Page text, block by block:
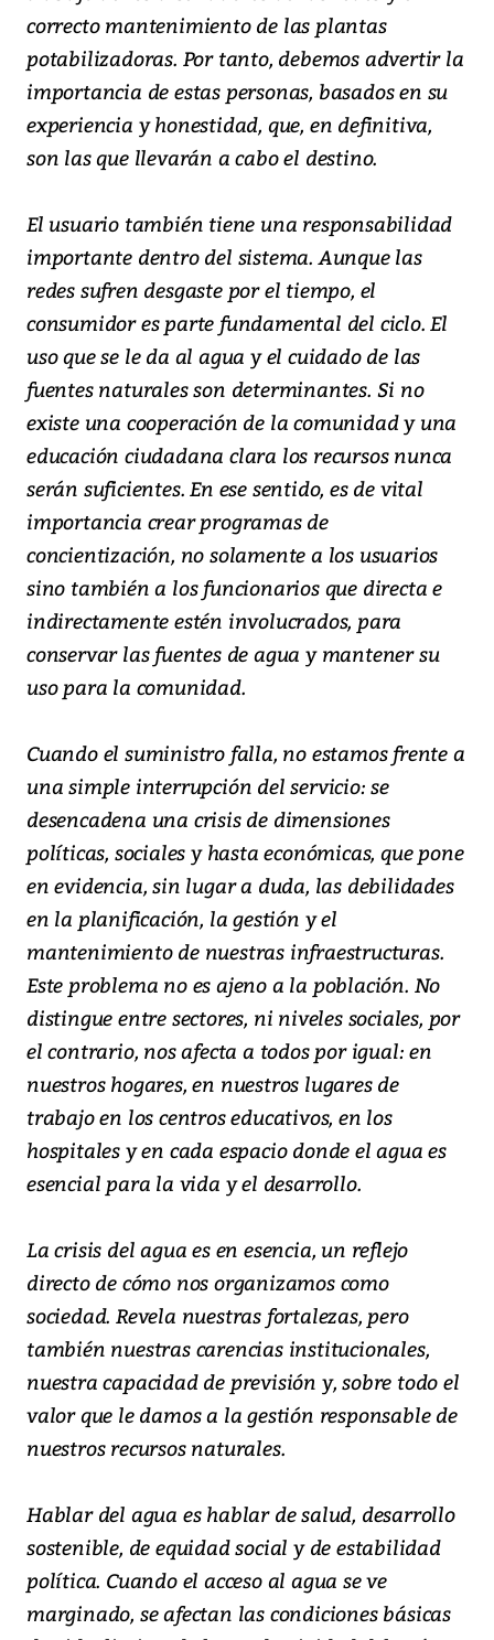
correcto mantenimiento de las plantas
potabilizadoras. Por tanto, debemos advertir la
importancia de estas personas, basados en su
experiencia y honestidad, que, en definitiva,
son las que llevarán a cabo el destino.
El usuario también tiene una responsabilidad
importante dentro del sistema. Aunque las
redes sufren desgaste por el tiempo, el
consumidor es parte fundamental del ciclo. El
uso que se le da al agua y el cuidado de las
fuentes naturales son determinantes. Si no
existe una cooperación de la comunidad y una
educación ciudadana clara los recursos nunca
serán suficientes. En ese sentido, es de vital
importancia crear programas de
concientización, no solamente a los usuarios
sino también a los funcionarios que directa e
indirectamente estén involucrados, para
conservar las fuentes de agua y mantener su
uso para la comunidad.
Cuando el suministro falla, no estamos frente a
una simple interrupción del servicio: se
desencadena una crisis de dimensiones
políticas, sociales y hasta económicas, que pone
en evidencia, sin lugar a duda, las debilidades
en la planificación, la gestión y el
mantenimiento de nuestras infraestructuras.
Este problema no es ajeno a la población. No
distingue entre sectores, ni niveles sociales, por
el contrario, nos afecta a todos por igual: en
nuestros hogares, en nuestros lugares de
trabajo en los centros educativos, en los
hospitales y en cada espacio donde el agua es
esencial para la vida y el desarrollo.
La crisis del agua es en esencia, un reflejo
directo de cómo nos organizamos como
sociedad. Revela nuestras fortalezas, pero
también nuestras carencias institucionales,
nuestra capacidad de previsión y, sobre todo el
valor que le damos a la gestión responsable de
nuestros recursos naturales.
Hablar del agua es hablar de salud, desarrollo
sostenible, de equidad social y de estabilidad
política. Cuando el acceso al agua se ve
marginado, se afectan las condiciones básicas